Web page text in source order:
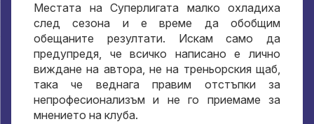
Местата на Суперлигата малко охладиха
след сезона и е време да обобщим
обещаните резултати. Искам само да
предупредя, че всичко написано е лично
виждане на автора, не на треньорския щаб,
така че веднага правим отстъпки за
непрофесионализъм и не го приемаме за
мнението на клуба.